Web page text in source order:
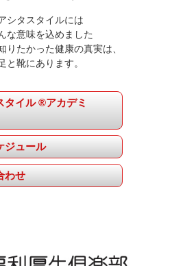
シタスタイルには
な意味を込めました
りたかった健康の真実は、
と靴にあります。
タイル ®アカデミ
ジュール
わせ